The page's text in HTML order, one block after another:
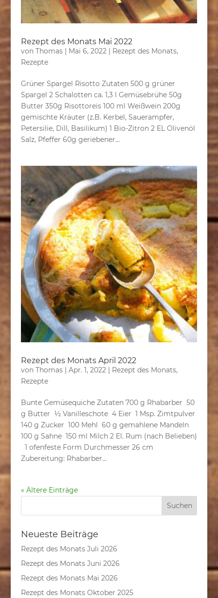
Rezept des Monats Mai 2022
von Thomas| Mai 6, 2022| Rezept des Monats,
Rezepte
Grüner Spargel Risotto Zutaten 500 g grüner
Spargel 2 Schalotten ca. 1,3 l Gemüsebrühe 50g
Butter 350g Risottoreis 100 ml Weißwein 200g
gemischte Kräuter (z.B. Kerbel, Sauerampfer,
Petersilie, Dill, Basilikum) 1 Bio-Zitron 2 EL Olivenöl
Salz, Pfeffer 60g geriebener...
Rezept des Monats April 2022
von Thomas| Apr. 1, 2022| Rezept des Monats,
Rezepte
Bunte Gemüsequiche Zutaten 700 g Rhabarber 50
g Butter ½ Vanilleschote 4 Eier 1 Msp. Zimtpulver
140 g Zucker 100 Mehl 60 g gemahlene Mandeln
100 g Sahne 150 ml Milch 2 El. Rum (nach Belieben)
1 ofenfeste Form Durchmesser 26 cm
Zubereitung: Rhabarber...
« Ältere Einträge
Neueste Beiträge
Rezept des Monats Juli 2026
Rezept des Monats Juni 2026
Rezept des Monats Mai 2026
Rezept des Monats Oktober 2025